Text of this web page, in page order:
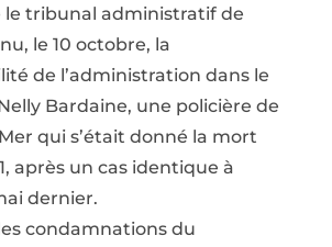
le tribunal administratif de
le 10 octobre, la
de l’administration dans le
Bardaine, une policière de
qui s’était donné la mort
après un cas identique à
dernier.
condamnations du